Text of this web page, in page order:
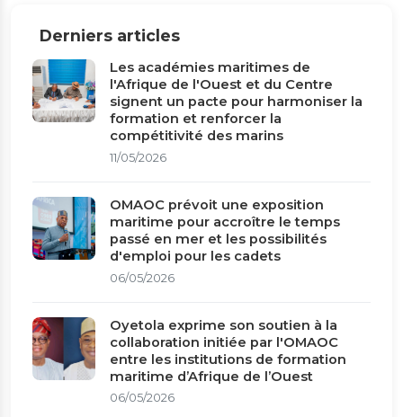
Derniers articles
Les académies maritimes de
l'Afrique de l'Ouest et du Centre
signent un pacte pour harmoniser la
formation et renforcer la
compétitivité des marins
11/05/2026
OMAOC prévoit une exposition
maritime pour accroître le temps
passé en mer et les possibilités
d'emploi pour les cadets
06/05/2026
Oyetola exprime son soutien à la
collaboration initiée par l'OMAOC
entre les institutions de formation
maritime d’Afrique de l’Ouest
06/05/2026